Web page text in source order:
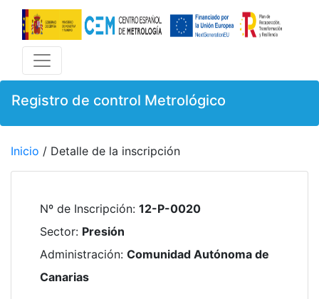
Registro de control Metrológico
Inicio / Detalle de la inscripción
Nº de Inscripción: 12-P-0020
Sector: Presión
Administración: Comunidad Autónoma de
Canarias